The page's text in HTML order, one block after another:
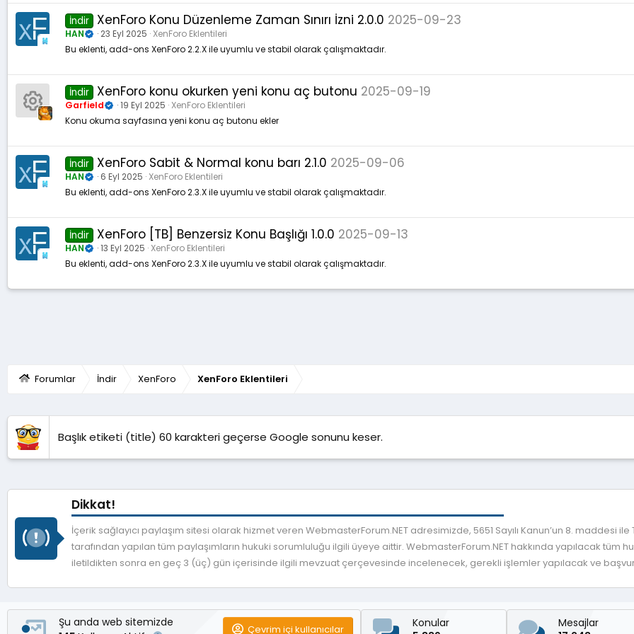
İndir XenForo Konu Düzenleme Zaman Sınırı İzni 2.0.0 2025-09-23
HAN 23 Eyl 2025 XenForo Eklentileri
Bu eklenti, add-ons XenForo 2.2.X ile uyumlu ve stabil olarak çalışmaktadır.
a
y
n
a
u
İndir XenForo konu okurken yeni konu aç butonu 2025-09-19
Garfield 19 Eyl 2025 XenForo Eklentileri
Konu okuma sayfasına yeni konu aç butonu ekler
İndir XenForo Sabit & Normal konu barı 2.1.0 2025-09-06
HAN 6 Eyl 2025 XenForo Eklentileri
Bu eklenti, add-ons XenForo 2.3.X ile uyumlu ve stabil olarak çalışmaktadır.
İndir XenForo [TB] Benzersiz Konu Başlığı 1.0.0 2025-09-13
HAN 13 Eyl 2025 XenForo Eklentileri
Bu eklenti, add-ons XenForo 2.3.X ile uyumlu ve stabil olarak çalışmaktadır.
Forumlar İndir XenForo XenForo Eklentileri
Başlık etiketi (title) 60 karakteri geçerse Google sonunu keser.
Dikkat!
İçerik sağlayıcı paylaşım sitesi olarak hizmet veren WebmasterForum.NET adresimizde, 5651 Sayılı Kanun’un 8. maddesi
tarafından yapılan tüm paylaşımların hukuki sorumluluğu ilgili üyeye aittir. WebmasterForum.NET hakkında yapılacak tüm
iletildikten sonra en geç 3 (üç) gün içerisinde ilgili mevzuat çerçevesinde incelenecek, gerekli işlemler yapılacak ve
Şu anda web sitemizde
Çevrim içi kullanıcılar
Konular
Mesajlar